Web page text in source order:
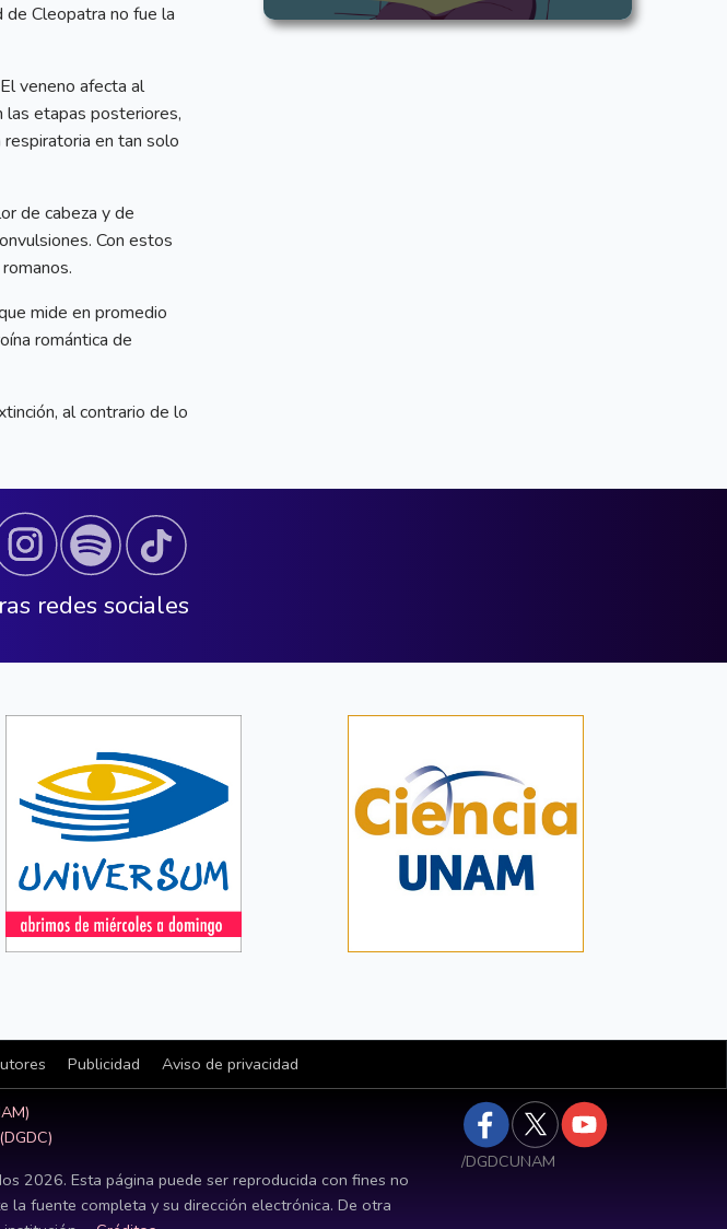
Cleopatra no fue la
veneno afecta al
las etapas posteriores,
en tan solo
de cabeza y de
Con estos
mide en promedio
romántica de
al contrario de lo
redes sociales
Publicidad Aviso de privacidad
2026. Esta página puede ser reproducida con fines no
la fuente completa y su dirección electrónica. De otra
/DGDCUNAM